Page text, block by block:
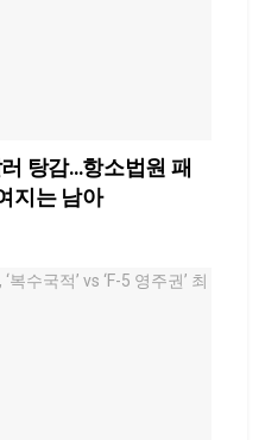
탕감…항소법원 패
지는 남아